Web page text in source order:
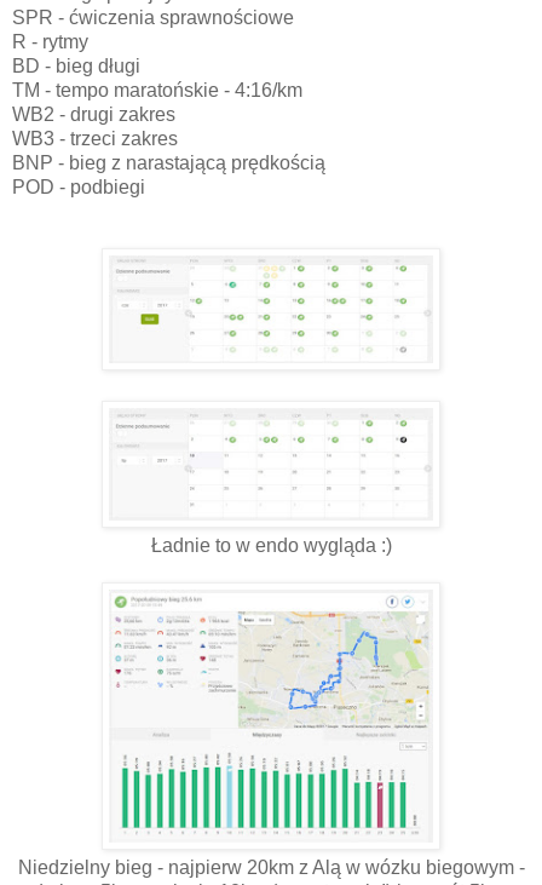
SPR - ćwiczenia sprawnościowe
R - rytmy
BD - bieg długi
TM - tempo maratońskie - 4:16/km
WB2 - drugi zakres
WB3 - trzeci zakres
BNP - bieg z narastającą prędkością
POD - podbiegi
Ładnie to w endo wygląda :)
Niedzielny bieg - najpierw 20km z Alą w wózku biegowym -